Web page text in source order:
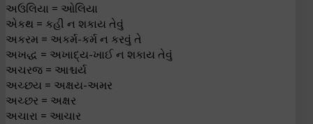
અઉલિયા = ઓલિયા
એકથ = કહી ન શકાય તેવું
અકરમ = અકર્મ-કર્મ ન કરવું તે
અખદ્ધ = અખાદ્ય-ખાઈ ન શકાય તેવું
અચરજ = આશ્ચર્ય
અચ્છય = અક્ષય-અમર
અચ્છર = અક્ષર
અચારા = આચાર